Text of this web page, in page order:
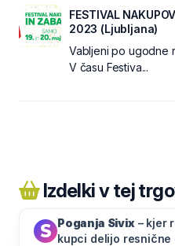
FESTIVAL
2023 (Ljubljana)
Vabljeni po ugodne
V času Festiva...
Izdelki v tej
Poganja Sivix – kjer
kupci delijo resnične